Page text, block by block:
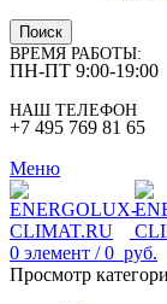
Поиск
ВРЕМЯ РАБОТЫ:
ПН-ПТ 9:00-19:00
НАШ ТЕЛЕФОН
+7 495 769 81 65
Меню
0 элемент / 0 руб.
Просмотр